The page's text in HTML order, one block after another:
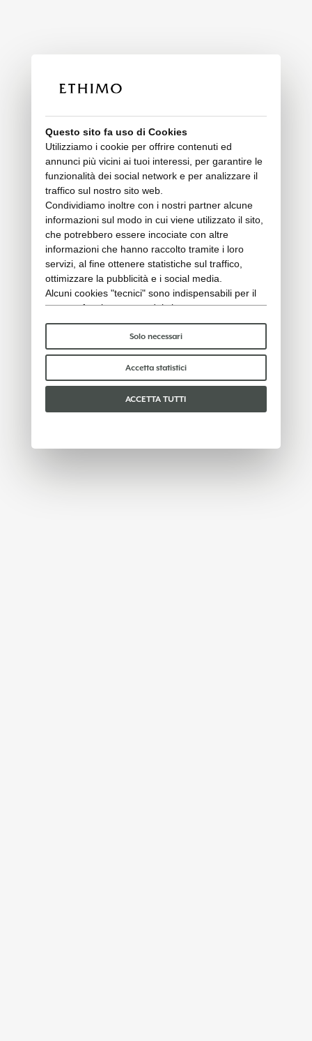
Questo sito fa uso di Cookies
Utilizziamo i cookie per offrire contenuti ed
annunci più vicini ai tuoi interessi, per garantire le
funzionalità dei social network e per analizzare il
traffico sul nostro sito web.
Condividiamo inoltre con i nostri partner alcune
informazioni sul modo in cui viene utilizzato il sito,
che potrebbero essere incociate con altre
informazioni che hanno raccolto tramite i loro
servizi, al fine ottenere statistiche sul traffico,
ottimizzare la pubblicità e i social media.
Alcuni cookies "tecnici" sono indispensabili per il
corretto funzionamento del sito e non trattano o
condividono con terzi alcun dato personale. Per
saperne di più puoi consultare la nostra
policy.
Per favore, scegli quali cookie accettare:
Solo necessari
Accetta statistici
ACCETTA TUTTI